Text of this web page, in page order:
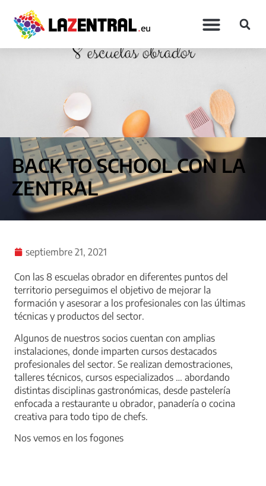
BACK TO SCHOOL CON LA
ZENTRAL
septiembre 21, 2021
Con las 8 escuelas obrador en diferentes puntos del
territorio perseguimos el objetivo de mejorar la
formación y asesorar a los profesionales con las últimas
técnicas y productos del sector.
Algunos de nuestros socios cuentan con amplias
instalaciones, donde imparten cursos destacados
profesionales del sector. Se realizan demostraciones,
talleres técnicos, cursos especializados … abordando
distintas disciplinas gastronómicas, desde pastelería
enfocada a restaurante u obrador, panadería o cocina
creativa para todo tipo de chefs.
Nos vemos en los fogones